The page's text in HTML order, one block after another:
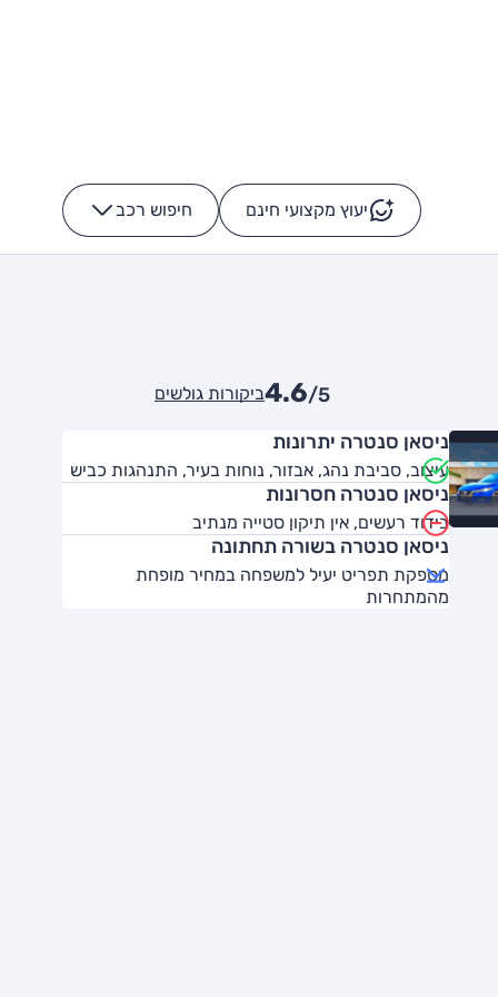
יעוץ מקצועי חינם חיפוש רכב -
4.6/5 ביקורות גולשים
ניסאן סנטרה יתרונות
עיצוב, סביבת נהג, אבזור, נוחות בעיר, התנהגות כביש
ניסאן סנטרה חסרונות
בידוד רעשים, אין תיקון סטייה מנתיב
ניסאן סנטרה בשורה תחתונה
מספקת תפריט יעיל למשפחה במחיר מופחת
מהמתחרות